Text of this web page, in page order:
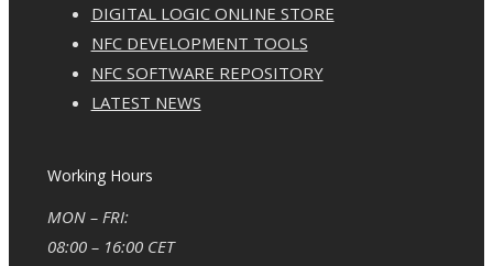
DIGITAL LOGIC ONLINE STORE
NFC DEVELOPMENT TOOLS
NFC SOFTWARE REPOSITORY
LATEST NEWS
Working Hours
MON – FRI:
08:00 – 16:00 CET